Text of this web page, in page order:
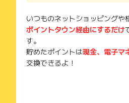
いつものネットショッピングや
ポイントタウン経由にするだけ
す。
貯めたポイントは現金、電子マ
交換できるよ！